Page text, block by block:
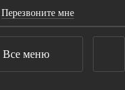
Перезвоните мне
Все меню